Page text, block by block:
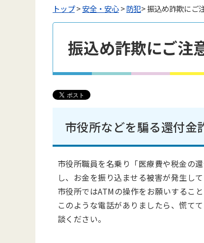
トップ>安全・安心>防犯> 振込め詐欺にご
振込め詐欺にご注
市役所などを騙る還付金
市役所職員を名乗り「医療費や税金の
し、お金を振り込ませる被害が発生して
市役所ではATMの操作をお願いするこ
このような電話がありましたら、慌て
談ください。